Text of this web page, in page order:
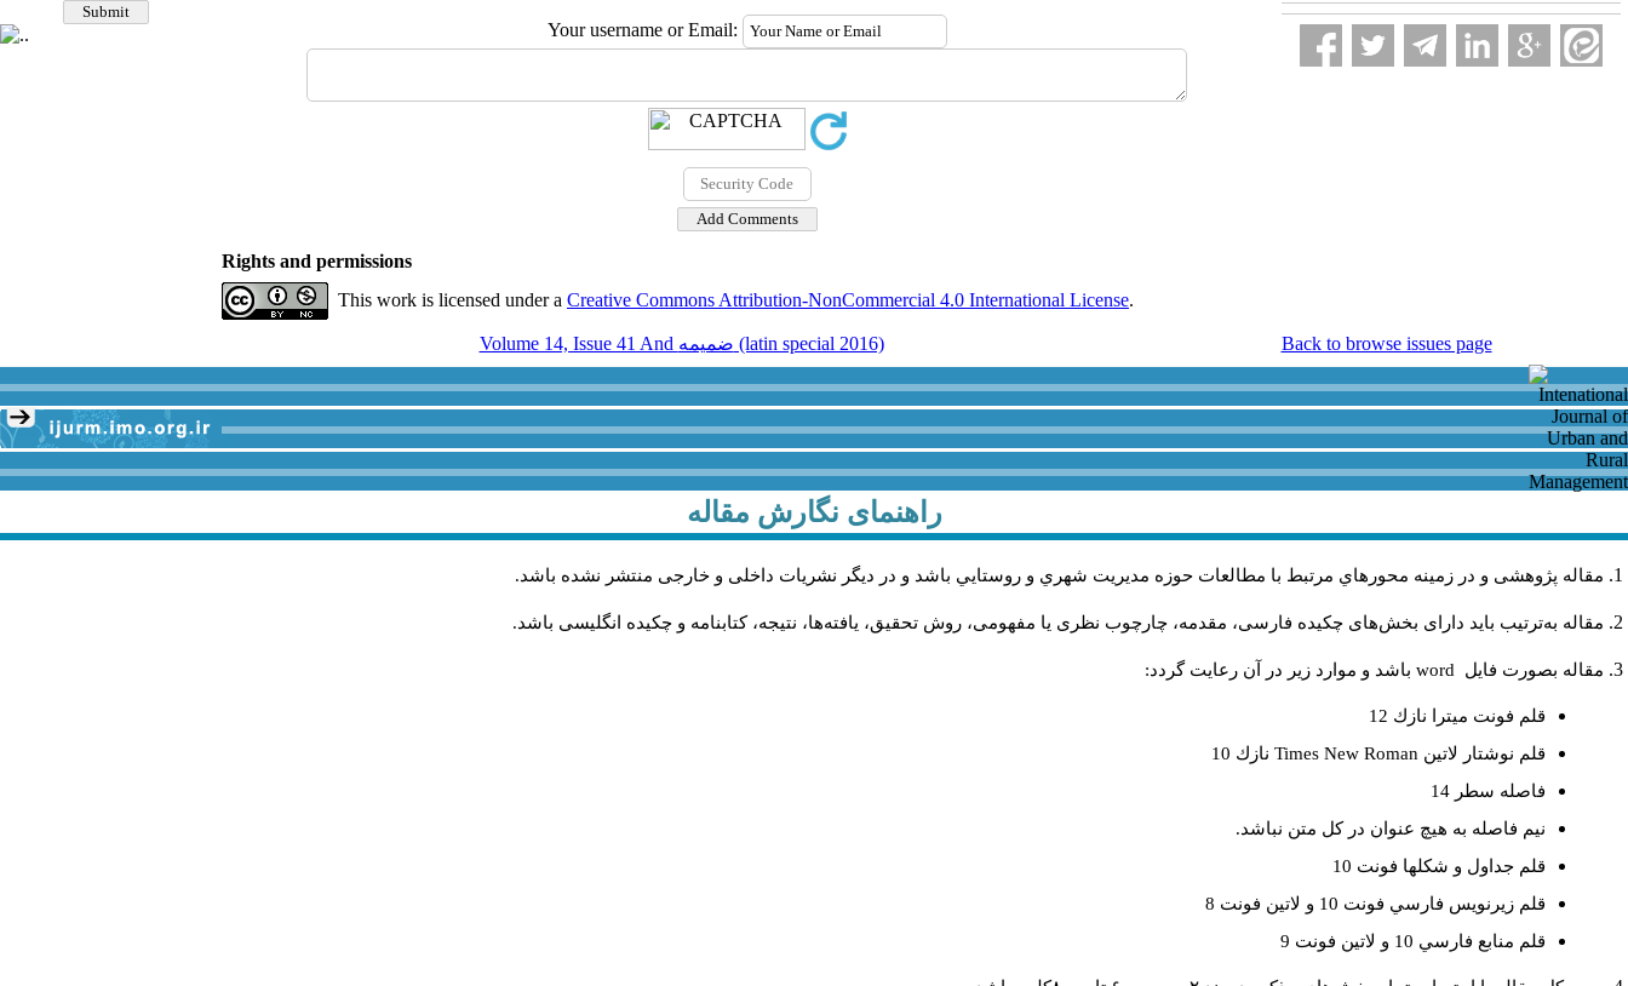
Your username or Email:
Rights and permissions
This work is licensed under a Creative Commons Attribution-NonCommercial 4.0 International License.
Volume 14, Issue 41 And ضميمه (latin special 2016) Back to browse issues page
راهنمای نگارش مقاله
مقاله پژوهشی و در زمینه محورهاي مرتبط با مطالعات حوزه مديريت شهري و روستايي باشد و در دیگر نشریات داخلی و خارجی منتشر نشده باشد.
مقاله به‌ترتیب باید دارای بخش‌های چکیده فارسی، مقدمه، چارچوب نظری یا مفهومی، روش تحقیق، یافته‌ها، نتیجه، کتابنامه و چکیده انگلیسی باشد.
مقاله بصورت فايل word باشد و موارد زير در آن رعايت گردد:
قلم فونت ميترا نازك 12
قلم نوشتار لاتين Times New Roman نازك 10
فاصله سطر 14
نيم فاصله به هيچ عنوان در كل متن نباشد.
قلم جداول و شكلها فونت 10
قلم زيرنويس فارسي فونت 10 و لاتين فونت 8
قلم منابع فارسي 10 و لاتين فونت 9